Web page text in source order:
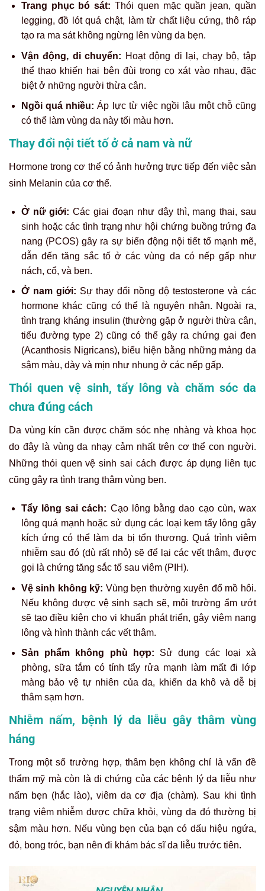
Trang phục bó sát: Thói quen mặc quần jean, quần
legging, đồ lót quá chật, làm từ chất liệu cứng, thô ráp
tạo ra ma sát không ngừng lên vùng da bẹn.
Vận động, di chuyển: Hoạt động đi lại, chạy bộ, tập
thể thao khiến hai bên đùi trong cọ xát vào nhau, đặc
biệt ở những người thừa cân.
Ngồi quá nhiều: Áp lực từ việc ngồi lâu một chỗ cũng
có thể làm vùng da này tối màu hơn.
Thay đổi nội tiết tố ở cả nam và nữ
Hormone trong cơ thể có ảnh hưởng trực tiếp đến việc sản
sinh Melanin của cơ thể.
Ở nữ giới: Các giai đoạn như dậy thì, mang thai, sau
sinh hoặc các tình trạng như hội chứng buồng trứng đa
nang (PCOS) gây ra sự biến động nội tiết tố mạnh mẽ,
dẫn đến tăng sắc tố ở các vùng da có nếp gấp như
nách, cổ, và bẹn.
Ở nam giới: Sự thay đổi nồng độ testosterone và các
hormone khác cũng có thể là nguyên nhân. Ngoài ra,
tình trạng kháng insulin (thường gặp ở người thừa cân,
tiểu đường type 2) cũng có thể gây ra chứng gai đen
(Acanthosis Nigricans), biểu hiện bằng những mảng da
sậm màu, dày và mịn như nhung ở các nếp gấp.
Thói quen vệ sinh, tẩy lông và chăm sóc da
chưa đúng cách
Da vùng kín cần được chăm sóc nhẹ nhàng và khoa học
do đây là vùng da nhạy cảm nhất trên cơ thể con người.
Những thói quen vệ sinh sai cách được áp dụng liên tục
cũng gây ra tình trạng thâm vùng bẹn.
Tẩy lông sai cách: Cạo lông bằng dao cạo cùn, wax
lông quá mạnh hoặc sử dụng các loại kem tẩy lông gây
kích ứng có thể làm da bị tổn thương. Quá trình viêm
nhiễm sau đó (dù rất nhỏ) sẽ để lại các vết thâm, được
gọi là chứng tăng sắc tố sau viêm (PIH).
Vệ sinh không kỹ: Vùng bẹn thường xuyên đổ mồ hôi.
Nếu không được vệ sinh sạch sẽ, môi trường ẩm ướt
sẽ tạo điều kiện cho vi khuẩn phát triển, gây viêm nang
lông và hình thành các vết thâm.
Sản phẩm không phù hợp: Sử dụng các loại xà
phòng, sữa tắm có tính tẩy rửa mạnh làm mất đi lớp
màng bảo vệ tự nhiên của da, khiến da khô và dễ bị
thâm sạm hơn.
Nhiễm nấm, bệnh lý da liễu gây thâm vùng
háng
Trong một số trường hợp, thâm bẹn không chỉ là vấn đề
thẩm mỹ mà còn là di chứng của các bệnh lý da liễu như
nấm bẹn (hắc lào), viêm da cơ địa (chàm). Sau khi tình
trạng viêm nhiễm được chữa khỏi, vùng da đó thường bị
sậm màu hơn. Nếu vùng bẹn của bạn có dấu hiệu ngứa,
đỏ, bong tróc, bạn nên đi khám bác sĩ da liễu trước tiên.